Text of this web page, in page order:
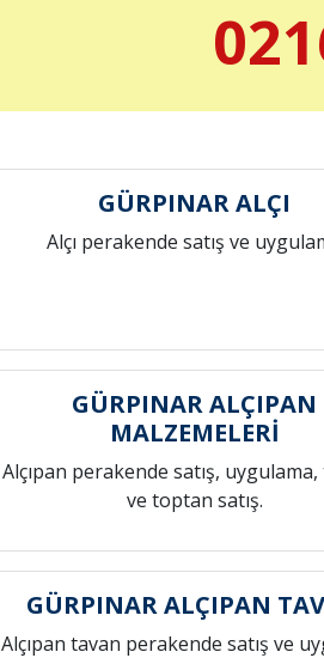
GÜRPINAR ALÇI
Alçı perakende satış ve
GÜRPINAR ALÇIPAN
MALZEMELERİ
Alçıpan perakende satış,
ve toptan satış.
GÜRPINAR ALÇIPAN
Alçıpan tavan perakende satış ve